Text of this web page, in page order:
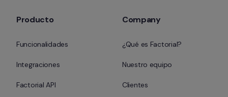
Producto
Funcionalidades
Integraciones
Factorial API
Company
¿Qué es Factorial?
Nuestro equipo
Clientes